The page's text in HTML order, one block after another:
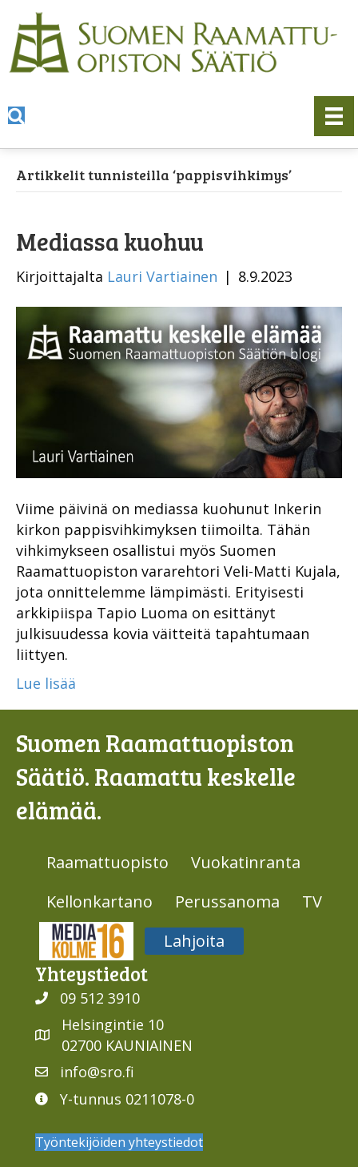
Artikkelit tunnisteilla ‘pappisvihkimys’
Mediassa kuohuu
Kirjoittajalta Lauri Vartiainen | 8.9.2023
Viime päivinä on mediassa kuohunut Inkerin
kirkon pappisvihkimyksen tiimoilta. Tähän
vihkimykseen osallistui myös Suomen
Raamattuopiston vararehtori Veli-Matti Kujala,
jota onnittelemme lämpimästi. Erityisesti
arkkipiispa Tapio Luoma on esittänyt
julkisuudessa kovia väitteitä tapahtumaan
liittyen.
Lue lisää
Suomen Raamattuopiston
Säätiö. Raamattu keskelle
elämää.
Raamattuopisto
Vuokatinranta
Kellonkartano
Perussanoma
TV
Media316
Lahjoita
Yhteys­tiedot
09 512 3910
Helsingintie 10
02700 KAUNIAINEN
info@sro.fi
Y-tunnus 0211078-0
Työntekijöiden yhteystiedot